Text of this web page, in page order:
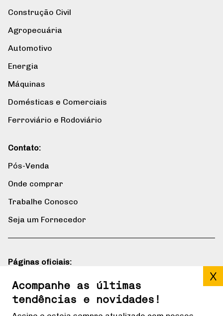
Acompanhe as últimas
tendências e novidades!
Construção Civil
Agropecuária
Automotivo
Energia
Máquinas
Domésticas e Comerciais
Ferroviário e Rodoviário
Contato:
Pós-Venda
Onde comprar
Trabalhe Conosco
Seja um Fornecedor
Páginas oficiais:
Blog
Gerdau mais